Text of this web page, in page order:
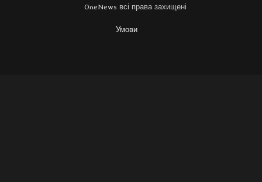
OneNews всі права захищені
Умови